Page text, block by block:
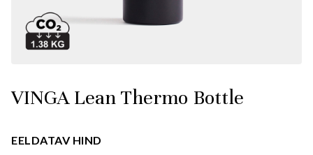
VINGA Lean Thermo Bottle
EELDATAV HIND